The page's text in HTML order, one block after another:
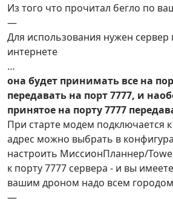
Из того что прочитал бегло по
—
Для использования нужен сервер
интернете
…
она будет принимать все на
передавать на порт 7777, и
принятое на порту 7777
При старте модем подключается
адрес можно выбрать в
настроить МиссионПланнер/
к порту 7777 сервера - и вы
вашим дроном надо всем